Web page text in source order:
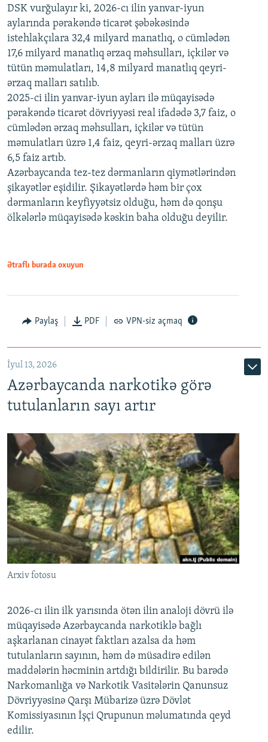
DSK vurğulayır ki, 2026-cı ilin yanvar-iyun
aylarında pərakəndə ticarət şəbəkəsində
istehlakçılara 32,4 milyard manatlıq, o cümlədən
17,6 milyard manatlıq ərzaq məhsulları, içkilər və
tütün məmulatları, 14,8 milyard manatlıq qeyri-
ərzaq malları satılıb.
2025-ci ilin yanvar-iyun ayları ilə müqayisədə
pərakəndə ticarət dövriyyəsi real ifadədə 3,7 faiz, o
cümlədən ərzaq məhsulları, içkilər və tütün
məmulatları üzrə 1,4 faiz, qeyri-ərzaq malları üzrə
6,5 faiz artıb.
Azərbaycanda tez-tez dərmanların qiymətlərindən
şikayətlər eşidilir. Şikayətlərdə həm bir çox
dərmanların keyfiyyətsiz olduğu, həm də qonşu
ölkələrlə müqayisədə kəskin baha olduğu deyilir.
Ətraflı burada oxuyun
Paylaş PDF VPN-siz açmaq
İyul 13, 2026
Azərbaycanda narkotikə görə
tutulanların sayı artır
Arxiv fotosu
2026-cı ilin ilk yarısında ötən ilin analoji dövrü ilə
müqayisədə Azərbaycanda narkotiklə bağlı
aşkarlanan cinayət faktları azalsa da həm
tutulanların sayının, həm də müsadirə edilən
maddələrin həcminin artdığı bildirilir. Bu barədə
Narkomanlığa və Narkotik Vasitələrin Qanunsuz
Dövriyyəsinə Qarşı Mübarizə üzrə Dövlət
Komissiyasının İşçi Qrupunun məlumatında qeyd
edilir.